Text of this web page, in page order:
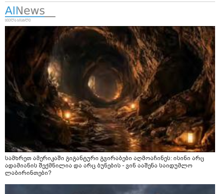
სამხრეთ ამერიკაში გიგანტური გვირაბები აღმოაჩინეს: ისინი არც
ადამიანის შექმნილია და არც ბუნების - ვინ ააშენა საიდუმლო
ლაბირინთები?